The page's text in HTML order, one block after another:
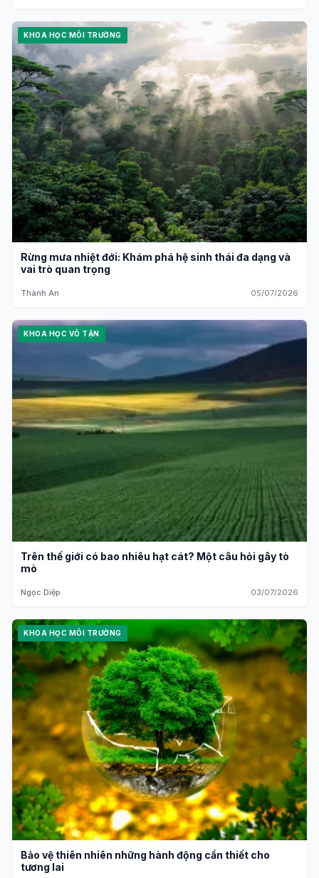
KHOA HỌC MÔI TRƯỜNG
Rừng mưa nhiệt đới: Khám phá hệ sinh thái đa dạng và
vai trò quan trọng
Thành An 05/07/2026
KHOA HỌC VÔ TẬN
Trên thế giới có bao nhiêu hạt cát? Một câu hỏi gây tò
mò
Ngọc Diệp 03/07/2026
KHOA HỌC MÔI TRƯỜNG
Bảo vệ thiên nhiên những hành động cần thiết cho
tương lai